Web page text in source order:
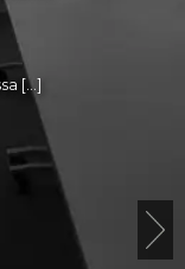
[…]